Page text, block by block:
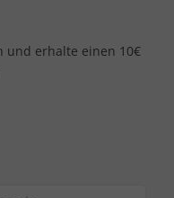
und erhalte einen 10€